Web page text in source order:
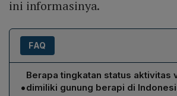
ini informasinya.
FAQ
•
Berapa tingkatan status aktivitas
dimiliki gunung berapi di